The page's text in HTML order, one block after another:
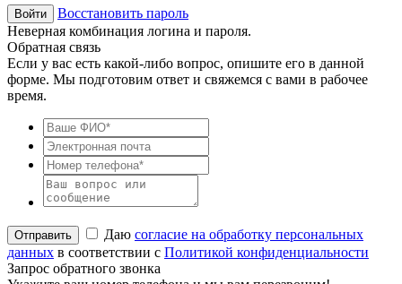
Восстановить пароль
Неверная комбинация логина и пароля.
Обратная связь
Если у вас есть какой-либо вопрос, опишите его в данной
форме. Мы подготовим ответ и свяжемся с вами в рабочее
время.
Даю согласие на обработку персональных
данных в соответствии с Политикой конфиденциальности
Запрос обратного звонка